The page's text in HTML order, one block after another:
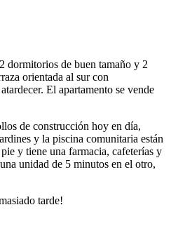
dormitorios de buen tamaño y 2
orientada al sur con
El apartamento se vende
de construcción hoy en día,
y la piscina comunitaria están
y tiene una farmacia, cafeterías y
unidad de 5 minutos en el otro,
tarde!